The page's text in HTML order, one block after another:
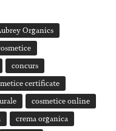
Organics
concurs
certificate
cosmetice online
crema organica